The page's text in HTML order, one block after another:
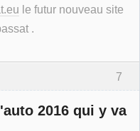
le futur nouveau site
.
7
2016 qui y va